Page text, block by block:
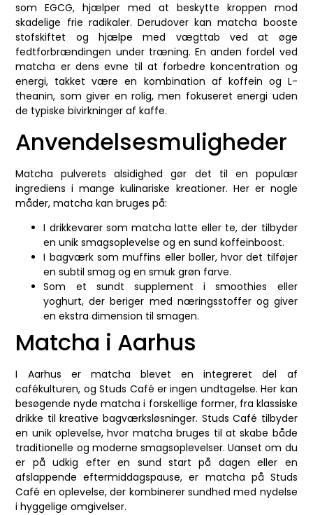
som EGCG, hjælper med at beskytte kroppen mod
skadelige frie radikaler. Derudover kan matcha booste
stofskiftet og hjælpe med vægttab ved at øge
fedtforbrændingen under træning. En anden fordel ved
matcha er dens evne til at forbedre koncentration og
energi, takket være en kombination af koffein og L-
theanin, som giver en rolig, men fokuseret energi uden
de typiske bivirkninger af kaffe.
Anvendelsesmuligheder
Matcha pulverets alsidighed gør det til en populær
ingrediens i mange kulinariske kreationer. Her er nogle
måder, matcha kan bruges på:
I drikkevarer som matcha latte eller te, der tilbyder
en unik smagsoplevelse og en sund koffeinboost.
I bagværk som muffins eller boller, hvor det tilføjer
en subtil smag og en smuk grøn farve.
Som et sundt supplement i smoothies eller
yoghurt, der beriger med næringsstoffer og giver
en ekstra dimension til smagen.
Matcha i Aarhus
I Aarhus er matcha blevet en integreret del af
cafékulturen, og Studs Café er ingen undtagelse. Her kan
besøgende nyde matcha i forskellige former, fra klassiske
drikke til kreative bagværksløsninger. Studs Café tilbyder
en unik oplevelse, hvor matcha bruges til at skabe både
traditionelle og moderne smagsoplevelser. Uanset om du
er på udkig efter en sund start på dagen eller en
afslappende eftermiddagspause, er matcha på Studs
Café en oplevelse, der kombinerer sundhed med nydelse
i hyggelige omgivelser.